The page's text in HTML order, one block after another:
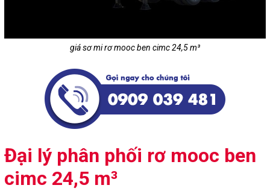
giá sơ mi rơ mooc ben cimc 24,5 m³
Đại lý phân phối rơ mooc ben
cimc 24,5 m³